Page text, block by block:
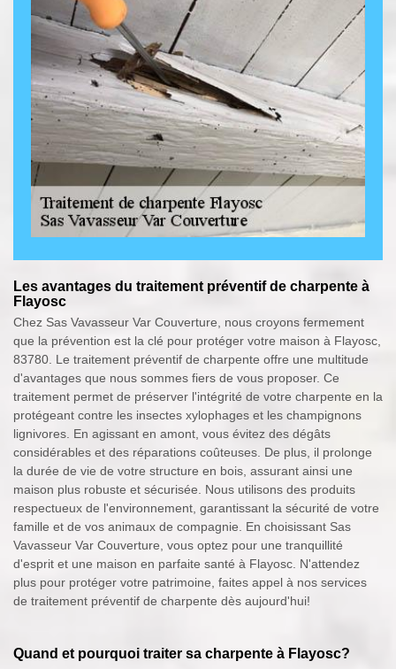
Les avantages du traitement préventif de charpente à
Flayosc
Chez Sas Vavasseur Var Couverture, nous croyons fermement
que la prévention est la clé pour protéger votre maison à Flayosc,
83780. Le traitement préventif de charpente offre une multitude
d'avantages que nous sommes fiers de vous proposer. Ce
traitement permet de préserver l'intégrité de votre charpente en la
protégeant contre les insectes xylophages et les champignons
lignivores. En agissant en amont, vous évitez des dégâts
considérables et des réparations coûteuses. De plus, il prolonge
la durée de vie de votre structure en bois, assurant ainsi une
maison plus robuste et sécurisée. Nous utilisons des produits
respectueux de l'environnement, garantissant la sécurité de votre
famille et de vos animaux de compagnie. En choisissant Sas
Vavasseur Var Couverture, vous optez pour une tranquillité
d'esprit et une maison en parfaite santé à Flayosc. N'attendez
plus pour protéger votre patrimoine, faites appel à nos services
de traitement préventif de charpente dès aujourd'hui!
Quand et pourquoi traiter sa charpente à Flayosc?